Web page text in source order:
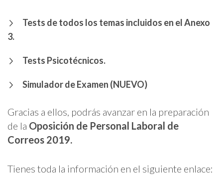
Tests de todos los temas incluidos en el Anexo
3.
Tests Psicotécnicos.
Simulador de Examen (NUEVO)
Gracias a ellos, podrás avanzar en la preparación
de la Oposición de Personal Laboral de
Correos 2019.
Tienes toda la información en el siguiente enlace: